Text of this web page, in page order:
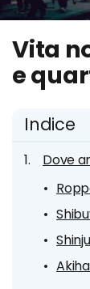
Vita
e
Indice
Dove